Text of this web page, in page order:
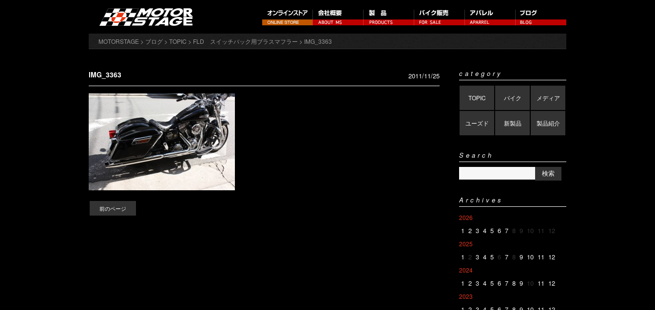
MOTORSTAGE > ブログ > TOPIC > FLD スイッチバック用ブラスマフラー > IMG_3363
IMG_3363 2011/11/25
前のページ
category
TOPIC バイク メディア
ユーズド 新製品 製品紹介
Search
Archives
2026
1 2 3 4 5 6 7 8 9 10 11 12
2025
1 2 3 4 5 6 7 8 9 10 11 12
2024
1 2 3 4 5 6 7 8 9 10 11 12
2023